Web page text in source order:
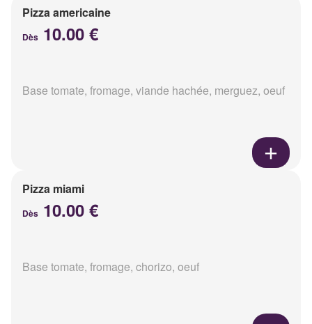
Pizza americaine
Dès 10.00 €
Base tomate, fromage, viande hachée, merguez, oeuf
Pizza miami
Dès 10.00 €
Base tomate, fromage, chorizo, oeuf